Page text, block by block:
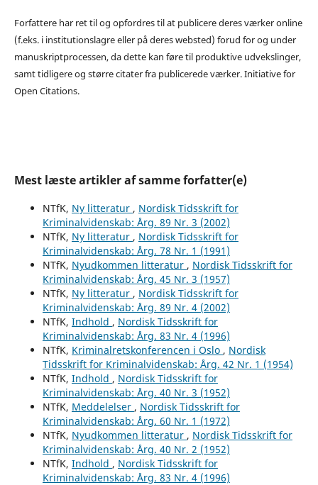
Forfattere har ret til og opfordres til at publicere deres værker online
(f.eks. i institutionslagre eller på deres websted) forud for og under
manuskriptprocessen, da dette kan føre til produktive udvekslinger,
samt tidligere og større citater fra publicerede værker. Initiative for
Open Citations.
Mest læste artikler af samme forfatter(e)
NTfK, Ny litteratur , Nordisk Tidsskrift for
Kriminalvidenskab: Årg. 89 Nr. 3 (2002)
NTfK, Ny litteratur , Nordisk Tidsskrift for
Kriminalvidenskab: Årg. 78 Nr. 1 (1991)
NTfK, Nyudkommen litteratur , Nordisk Tidsskrift for
Kriminalvidenskab: Årg. 45 Nr. 3 (1957)
NTfK, Ny litteratur , Nordisk Tidsskrift for
Kriminalvidenskab: Årg. 89 Nr. 4 (2002)
NTfK, Indhold , Nordisk Tidsskrift for
Kriminalvidenskab: Årg. 83 Nr. 4 (1996)
NTfK, Kriminalretskonferencen i Oslo , Nordisk
Tidsskrift for Kriminalvidenskab: Årg. 42 Nr. 1 (1954)
NTfK, Indhold , Nordisk Tidsskrift for
Kriminalvidenskab: Årg. 40 Nr. 3 (1952)
NTfK, Meddelelser , Nordisk Tidsskrift for
Kriminalvidenskab: Årg. 60 Nr. 1 (1972)
NTfK, Nyudkommen litteratur , Nordisk Tidsskrift for
Kriminalvidenskab: Årg. 40 Nr. 2 (1952)
NTfK, Indhold , Nordisk Tidsskrift for
Kriminalvidenskab: Årg. 83 Nr. 4 (1996)